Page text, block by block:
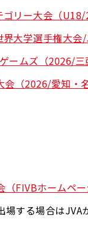
リー大会（U18/
大学選手権大会/
ームズ（2026/三
（2026/愛知・名
FIVBホームペー
する場合はJVA